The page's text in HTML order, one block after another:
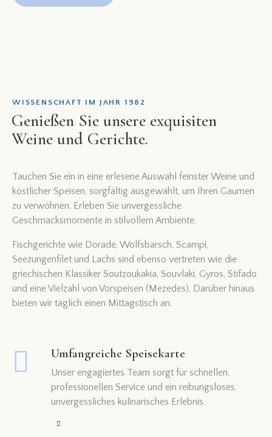
WISSENSCHAFT IM JAHR 1982
Genießen Sie unsere exquisiten
Weine und Gerichte.
Tauchen Sie ein in eine erlesene Auswahl feinster Weine und
köstlicher Speisen, sorgfältig ausgewählt, um Ihren Gaumen
zu verwöhnen. Erleben Sie unvergessliche
Geschmacksmomente in stilvollem Ambiente.
Fischgerichte wie Dorade, Wolfsbarsch, Scampi,
Seezungenfilet und Lachs sind ebenso vertreten wie die
griechischen Klassiker Soutzoukakia, Souvlaki, Gyros, Stifado
und eine Vielzahl von Vorspeisen (Mezedes). Darüber hinaus
bieten wir täglich einen Mittagstisch an.
Umfangreiche Speisekarte
Unser engagiertes Team sorgt für schnellen,
professionellen Service und ein reibungsloses,
unvergessliches kulinarisches Erlebnis.